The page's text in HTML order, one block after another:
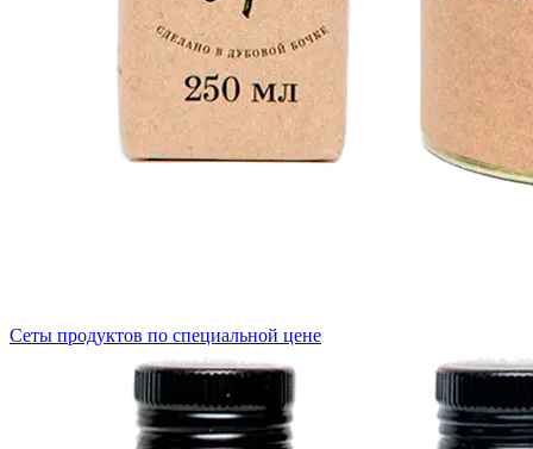
Сеты продуктов по специальной цене